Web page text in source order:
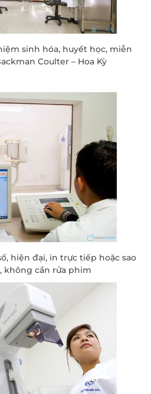
sinh hóa, huyết học, miễn
Coulter – Hoa Kỳ
hiện đại, in trực tiếp hoặc sao
không cần rửa phim